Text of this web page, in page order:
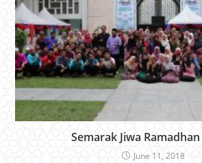
Semarak Jiwa
June 11, 2018